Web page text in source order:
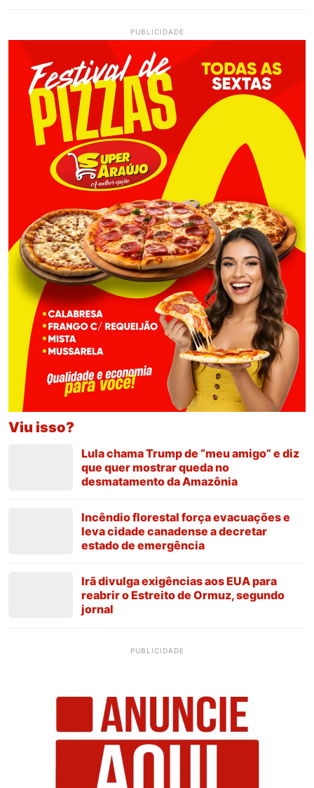
PUBLICIDADE
Viu isso?
Lula chama Trump de “meu amigo” e diz
que quer mostrar queda no
desmatamento da Amazônia
Incêndio florestal força evacuações e
leva cidade canadense a decretar
estado de emergência
Irã divulga exigências aos EUA para
reabrir o Estreito de Ormuz, segundo
jornal
PUBLICIDADE